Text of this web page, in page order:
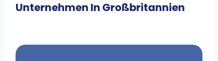
Unternehmen In Großbritannien